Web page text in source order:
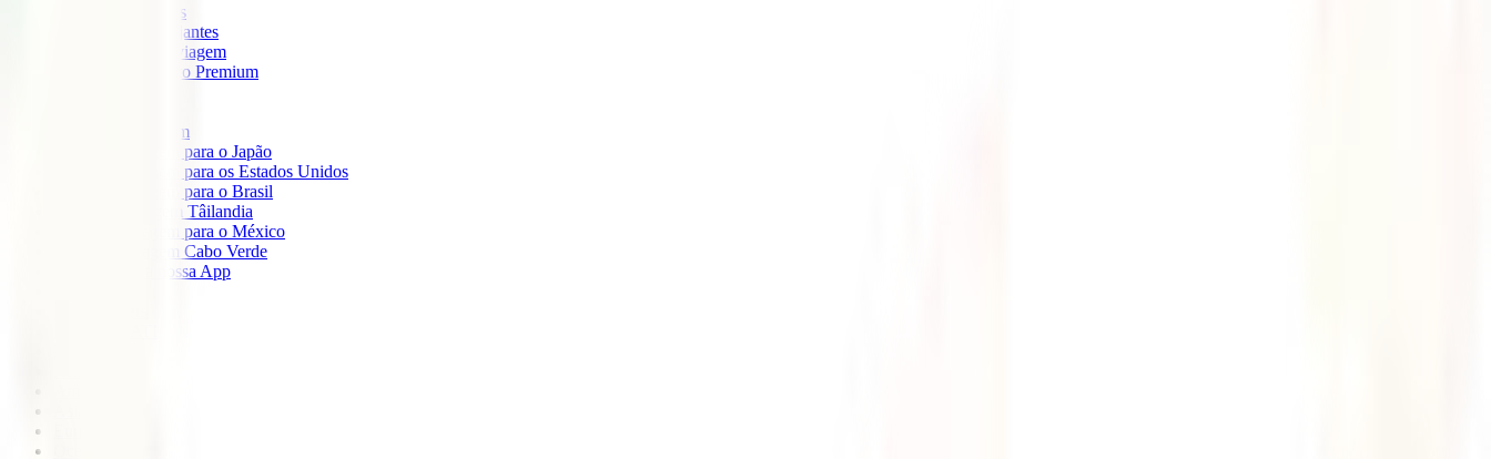
IATI Escapadinhas
IATI Grandes Viajantes
IATI Anual Multiviagem
IATI Cancelamento Premium
Seguros de Viagem
Seguro de viagem para o Japão
Seguro de viagem para os Estados Unidos
Seguro de viagem para o Brasil
Seguro de Viagem Tâilandia
Seguro de viagem para o México
Seguro de viagem Cabo Verde
Descarregue a nossa App